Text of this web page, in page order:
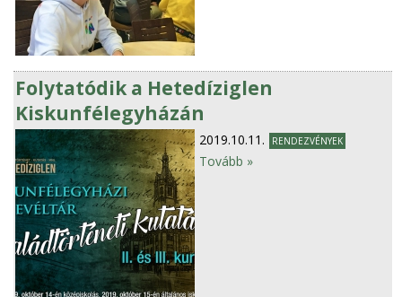
Folytatódik a Hetedíziglen
Kiskunfélegyházán
2019.10.11. RENDEZVÉNYEK
Tovább »